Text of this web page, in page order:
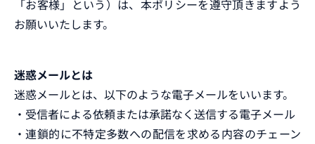
「お客様」という）は、本ポリシーを遵守頂きますよう
お願いいたします。
迷惑メールとは
迷惑メールとは、以下のような電子メールをいいます。
・受信者による依頼または承諾なく送信する電子メール
・連鎖的に不特定多数への配信を求める内容のチェーン